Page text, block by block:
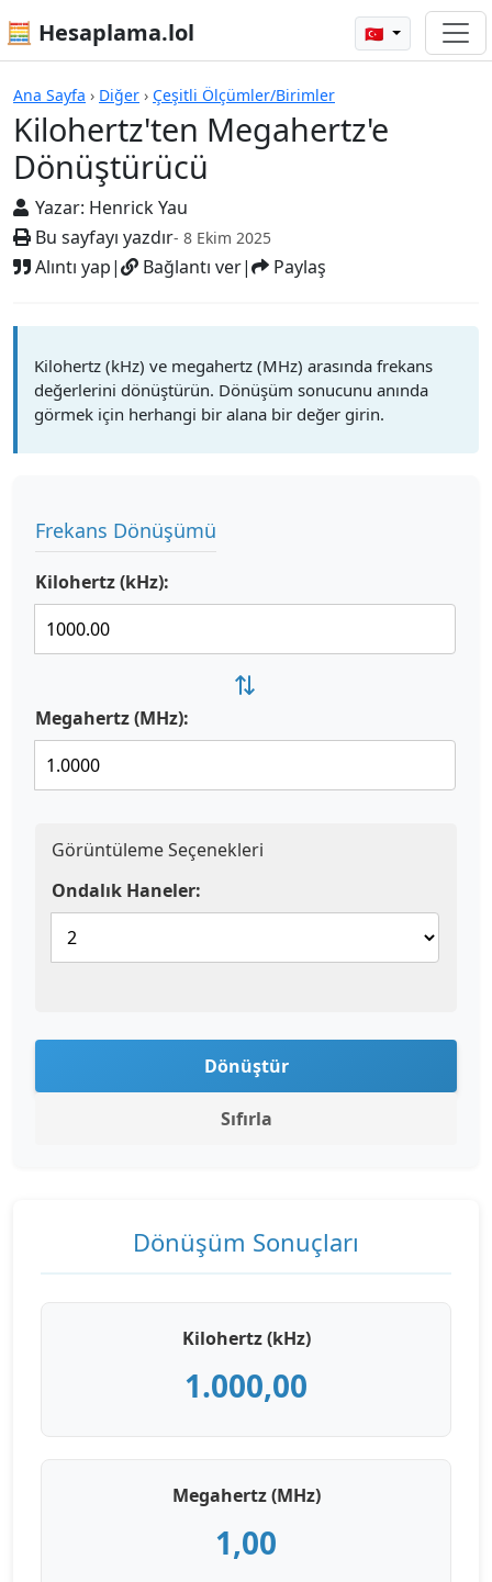
🧮 Hesaplama.lol 🇹🇷
Ana Sayfa › Diğer › Çeşitli Ölçümler/Birimler
Kilohertz'ten Megahertz'e
Dönüştürücü
Yazar: Henrick Yau
Bu sayfayı yazdır- 8 Ekim 2025
Alıntı yap| Bağlantı ver| Paylaş
Hesap Makineleri
Kilohertz (kHz) ve megahertz (MHz) arasında frekans
değerlerini dönüştürün. Dönüşüm sonucunu anında
görmek için herhangi bir alana bir değer girin.
Frekans Dönüşümü
Kilohertz (kHz):
⇄
Megahertz (MHz):
Görüntüleme Seçenekleri
Ondalık Haneler:
Dönüştür
Sıfırla
Dönüşüm Sonuçları
Kilohertz (kHz)
1.000,00
Megahertz (MHz)
1,00